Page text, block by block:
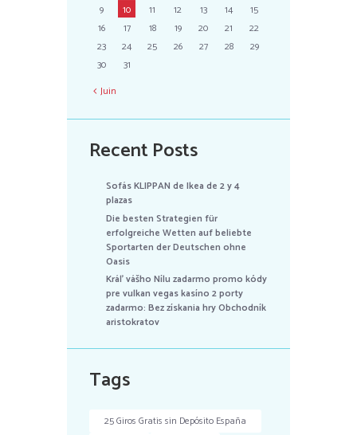
9
10 11 12 13 14
15
16
17 18 19 20 21
22
23
24 25 26 27 28
29
30
31
Juin
Recent Posts
Sofás KLIPPAN de Ikea de 2 y 4
plazas
Die besten Strategien für
erfolgreiche Wetten auf beliebte
Sportarten der Deutschen ohne
Oasis
Kráľ vášho Nílu zadarmo promo kódy
pre vulkan vegas kasíno 2 porty
zadarmo: Bez získania hry Obchodník
aristokratov
Tags
25 Giros Gratis sin Depósito España